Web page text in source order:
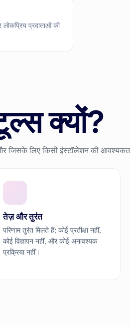
प्रदाताओं की
क्यों?
जिसके लिए किसी इंस्टॉलेशन की आवश्यकता
तेज़ और तुरंत
परिणाम तुरंत मिलते हैं; कोई प्रतीक्षा नहीं,
कोई विज्ञापन नहीं, और कोई अनावश्यक
प्रक्रिया नहीं।